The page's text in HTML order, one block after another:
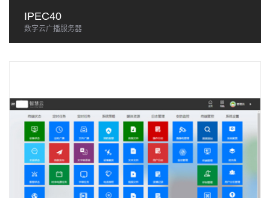
IPEC40
数字云广播服务器